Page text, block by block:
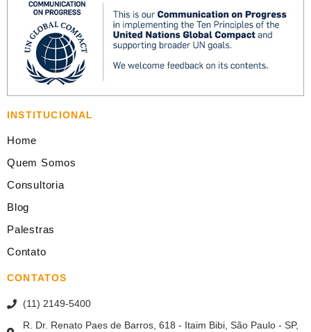
INSTITUCIONAL
Home
Quem Somos
Consultoria
Blog
Palestras
Contato
CONTATOS
(11) 2149-5400
R. Dr. Renato Paes de Barros, 618 - Itaim Bibi, São Paulo - SP,